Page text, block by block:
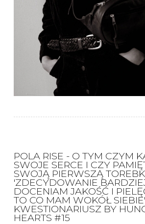
POLA RISE - O TYM CZYM
SWOJE SERCE I CZY
SWOJĄ PIERWSZĄ
'ZDECYDOWANIE
DOCENIAM JAKOŚĆ I
TO CO MAM WOKÓŁ
KWESTIONARIUSZ BY
HEARTS #15